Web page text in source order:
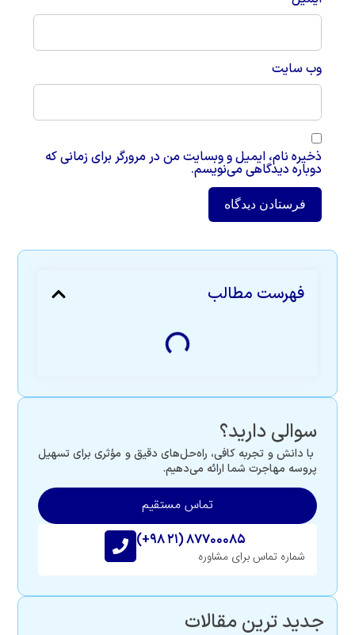
فهرست مطالب
سوالی دارید؟
با دانش و تجربه کافی، راه‌حل‌های دقیق و مؤثری برای تسهیل
پروسه مهاجرت شما ارائه می‌دهیم.
تماس مستقیم
(+۹۸ ۲۱) ۸۷۷۰۰۰۸۵
شماره تماس برای مشاوره
جدید ترین مقالات
وب‌ سایت
ذخیره نام، ایمیل و وبسایت من در مرورگر برای زمانی که
دوباره دیدگاهی می‌نویسم.